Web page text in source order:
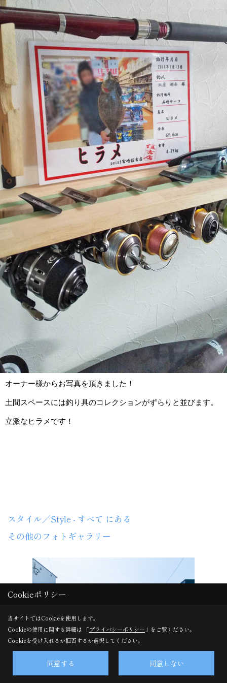
オーナー様からお写真を頂きました！
土間スペースには釣り具のコレクションがずらりと並びます。
立派なヒラメです！
スタイル／Style - すべて にある
その他のフォトギャラリー
家事もくつろぎもワンフロアで心地よい平屋深い軒
Cookieポリシー
当サイトではCookieを使用します。
Cookieの使用に関する詳細は 「プライバシーポリシー 」をご覧ください。
Cookieを受け入れるか拒否するか選択してください。
同意する 同意しない